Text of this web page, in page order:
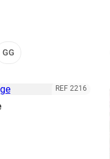
GG
REF 2216